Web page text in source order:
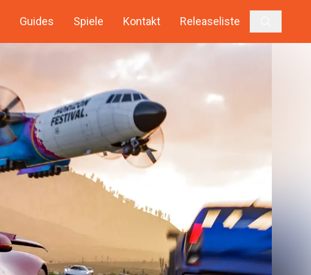
Guides Spiele Kontakt Releaseliste